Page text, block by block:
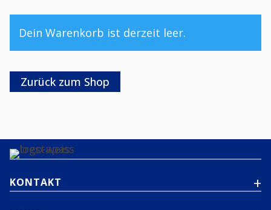
Dein Warenkorb ist derzeit leer.
Zurück zum Shop
KONTAKT